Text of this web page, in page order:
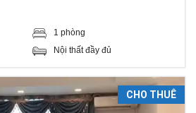
1 phòng
Nội thất đầy đủ
CHO THUÊ